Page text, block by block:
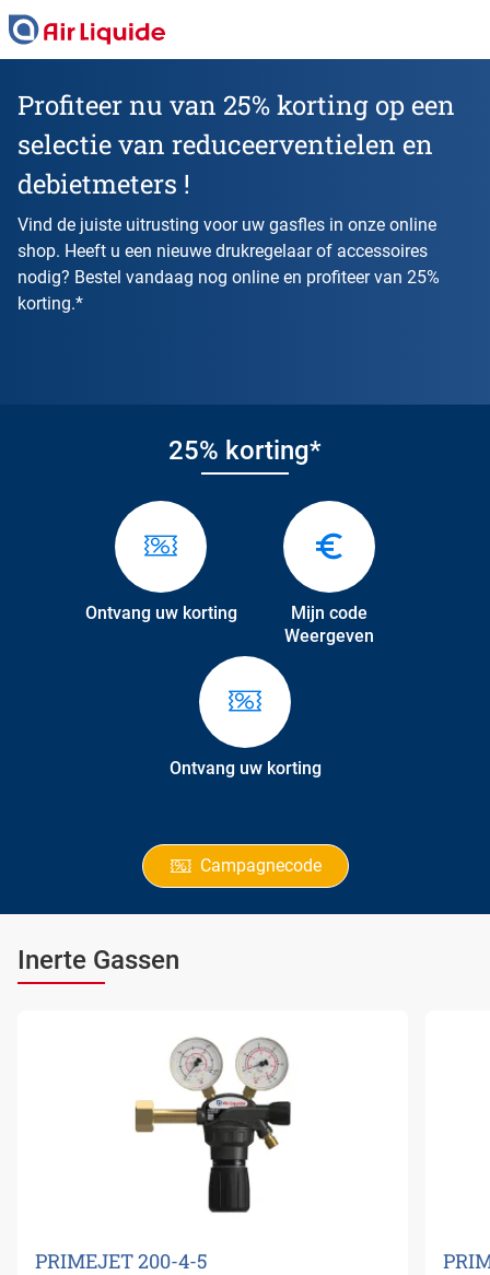
Skip
to
main
content
Profiteer nu van 25% korting op een
selectie van reduceerventielen en
debietmeters !
Vind de juiste uitrusting voor uw gasfles in onze online
shop. Heeft u een nieuwe drukregelaar of accessoires
nodig? Bestel vandaag nog online en profiteer van 25%
korting.*
25% korting*
Ontvang uw korting
Mijn code
Weergeven
Ontvang uw korting
Campagnecode
Inerte Gassen
PRIMEJET 200-4-5